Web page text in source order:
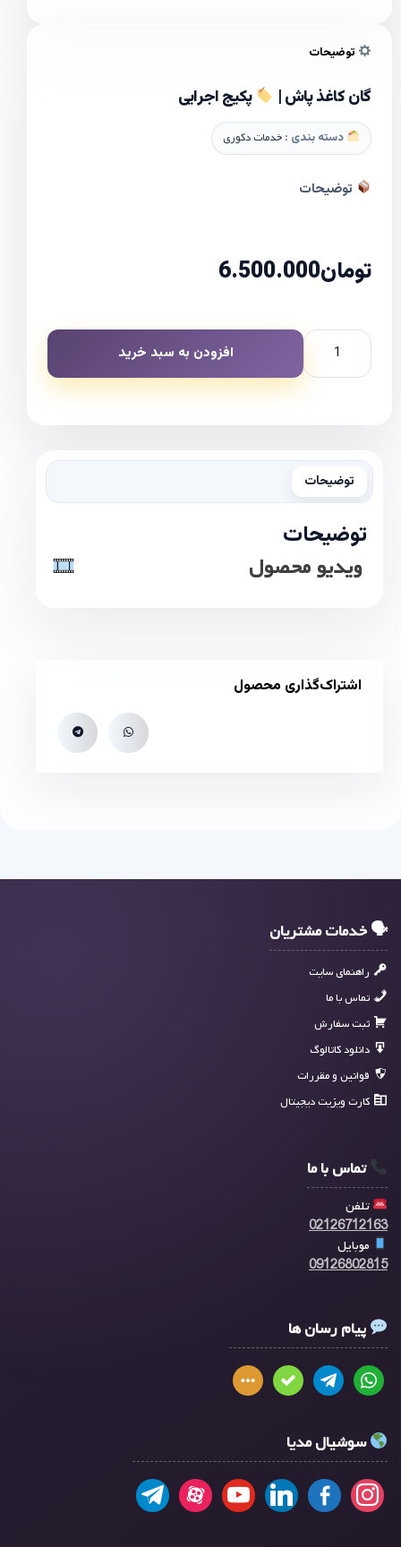
توضیحات
گان کاغذ پاش | پکیج اجرایی
دسته بندی : خدمات دکوری
توضیحات
تومان6.500.000
افزودن به سبد خرید
توضیحات
توضیحات
ویدیو محصول
اشتراک‌گذاری محصول
🗣 خدمات مشتریان
راهنمای سایت
تماس با ما
ثبت سفارش
دانلود کاتالوگ
قوانین و مقررات
کارت ویزیت دیجیتال
تماس با ما
تلفن
02126712163
موبایل
09126802815
پیام رسان ها
سوشیال مدیا